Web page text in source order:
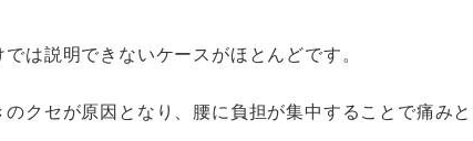
は説明できないケースがほとんどです。
のクセが原因となり、腰に負担が集中することで痛みと